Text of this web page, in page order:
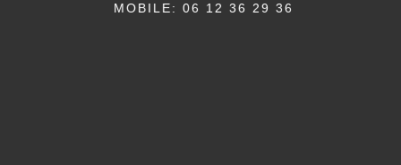
MOBILE: 06 12 36 29 36